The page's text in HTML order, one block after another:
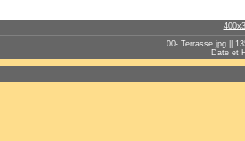
00- Terrasse.jpg ||
Date et